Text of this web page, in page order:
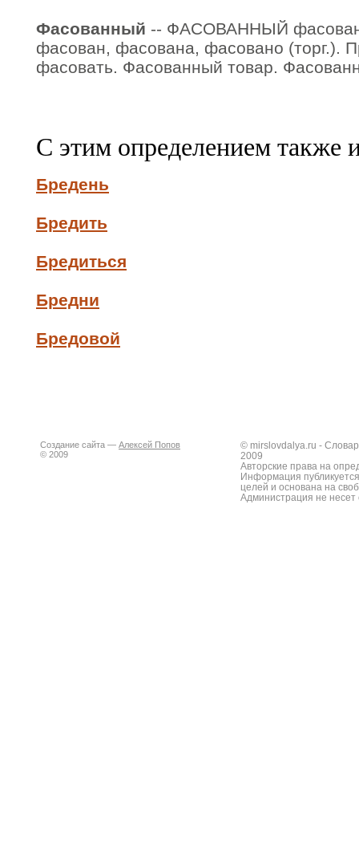
Фасованный -- ФАСОВАННЫЙ
фасован, фасована, фасовано (торг.).
фасовать. Фасованный товар.
С этим определением также
Бредень
Бредить
Бредиться
Бредни
Бредовой
Создание сайта — Алексей Попов
© 2009
© mirslovdalya.ru -
2009
Авторские права на
Информация
целей и основана на
Администрация не несет